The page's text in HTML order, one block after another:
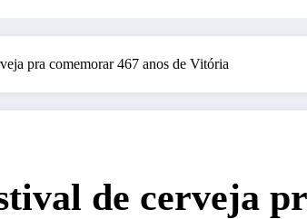
pra comemorar 467 anos de Vitória
de cerveja